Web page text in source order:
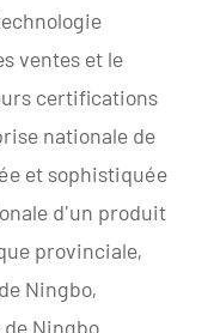
ventes et le
certifications
nationale de
et sophistiquée
d'un produit
provinciale,
Ningbo,
Ningbo